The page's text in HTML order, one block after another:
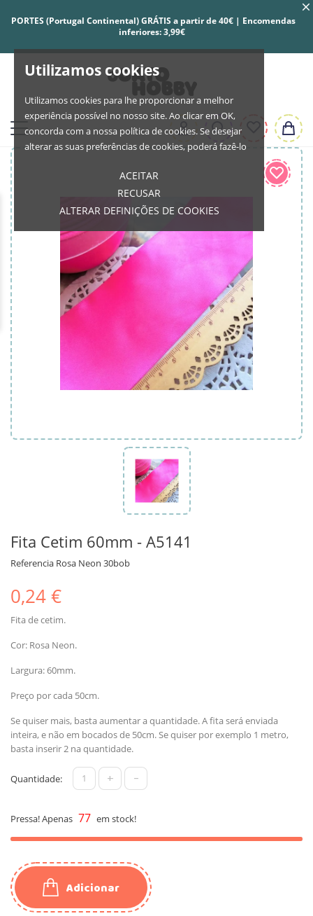
Utilizamos cookies
Utilizamos cookies para lhe proporcionar a melhor
experiência possível no nosso site. Ao clicar em OK,
concorda com a nossa política de cookies. Se desejar
alterar as suas preferências de cookies, poderá fazê-lo
ACEITAR
RECUSAR
ALTERAR DEFINIÇÕES DE COOKIES
PORTES (Portugal Continental) GRÁTIS a partir de 40€ | Encomendas
inferiores: 3,99€
Fita Cetim 60mm - A5141
Referencia Rosa Neon 30bob
0,24 €
Fita de cetim.
Cor: Rosa Neon.
Largura: 60mm.
Preço por cada 50cm.
Se quiser mais, basta aumentar a quantidade. A fita será enviada
inteira, e não em bocados de 50cm. Se quiser por exemplo 1 metro,
basta inserir 2 na quantidade.
Quantidade: + -
Pressa! Apenas 77 em stock!
Adicionar